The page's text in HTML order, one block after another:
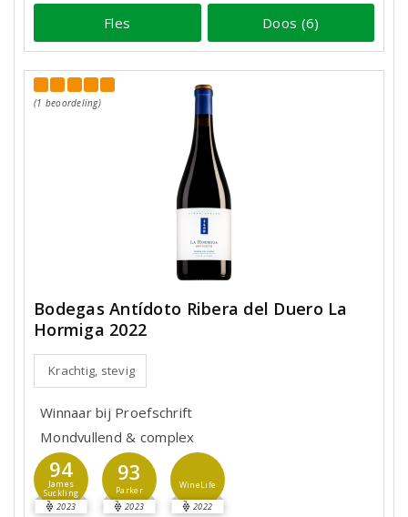
Fles Doos (6)
(1 beoordeling)
Bodegas Antídoto Ribera del Duero La
Hormiga 2022
Krachtig, stevig
Winnaar bij Proefschrift
Mondvullend & complex
94
James
Suckling
2023
93
Parker
2023
WineLife
2022